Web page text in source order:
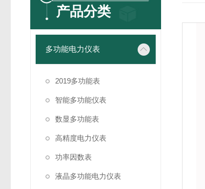
产品分类
多功能电力仪表
2019多功能表
智能多功能仪表
数显多功能表
高精度电力仪表
功率因数表
液晶多功能电力仪表